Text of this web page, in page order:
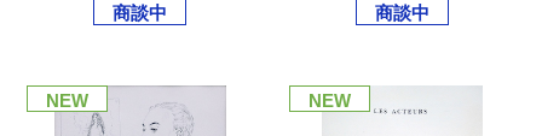
商談中 商談中
NEW NEW